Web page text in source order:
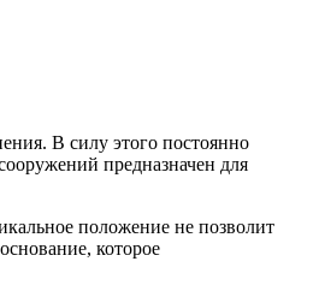
В силу этого постоянно
предназначен для
положение не позволит
которое